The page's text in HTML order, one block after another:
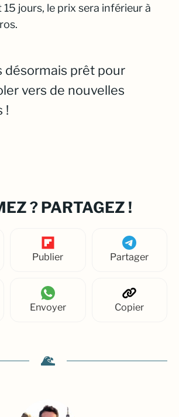
jours, le prix sera inférieur à
désormais prêt pour
vers de nouvelles
!
? PARTAGEZ !
Publier Partager
Envoyer Copier